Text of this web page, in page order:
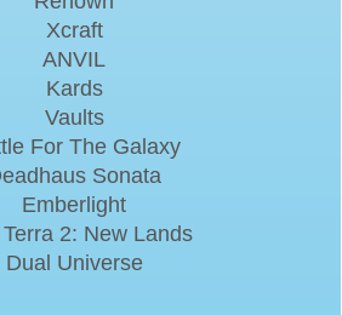
Xcraft
ANVIL
Kards
Vaults
For The Galaxy
Sonata
Emberlight
2: New Lands
Dual Universe